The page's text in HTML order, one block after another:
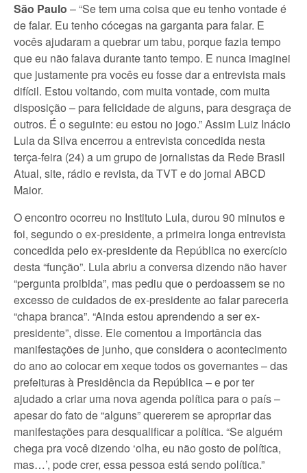
São Paulo – “Se tem uma coisa que eu tenho vontade é
de falar. Eu tenho cócegas na garganta para falar. E
vocês ajudaram a quebrar um tabu, porque fazia tempo
que eu não falava durante tanto tempo. E nunca imaginei
que justamente pra vocês eu fosse dar a entrevista mais
difícil. Estou voltando, com muita vontade, com muita
disposição – para felicidade de alguns, para desgraça de
outros. É o seguinte: eu estou no jogo.” Assim Luiz Inácio
Lula da Silva encerrou a entrevista concedida nesta
terça-feira (24) a um grupo de jornalistas da Rede Brasil
Atual, site, rádio e revista, da TVT e do jornal ABCD
Maior.
O encontro ocorreu no Instituto Lula, durou 90 minutos e
foi, segundo o ex-presidente, a primeira longa entrevista
concedida pelo ex-presidente da República no exercício
desta “função”. Lula abriu a conversa dizendo não haver
“pergunta proibida”, mas pediu que o perdoassem se no
excesso de cuidados de ex-presidente ao falar pareceria
“chapa branca”. “Ainda estou aprendendo a ser ex-
presidente”, disse. Ele comentou a importância das
manifestações de junho, que considera o acontecimento
do ano ao colocar em xeque todos os governantes – das
prefeituras à Presidência da República – e por ter
ajudado a criar uma nova agenda política para o país –
apesar do fato de “alguns” quererem se apropriar das
manifestações para desqualificar a política. “Se alguém
chega pra você dizendo ‘olha, eu não gosto de política,
mas…’, pode crer, essa pessoa está sendo política.”